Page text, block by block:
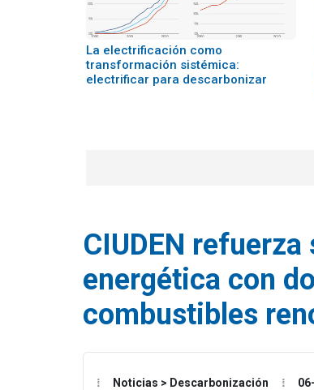
La electrificación como
transformación sistémica:
electrificar para descarbonizar
CIUDEN
energética con
combustibles
Noticias > Descarbonización